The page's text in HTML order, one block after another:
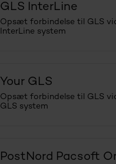
GLS InterLine
Opsæt forbindelse til GLS
InterLine system
Your GLS
Opsæt forbindelse til GLS
GLS system
PostNord Pacsoft